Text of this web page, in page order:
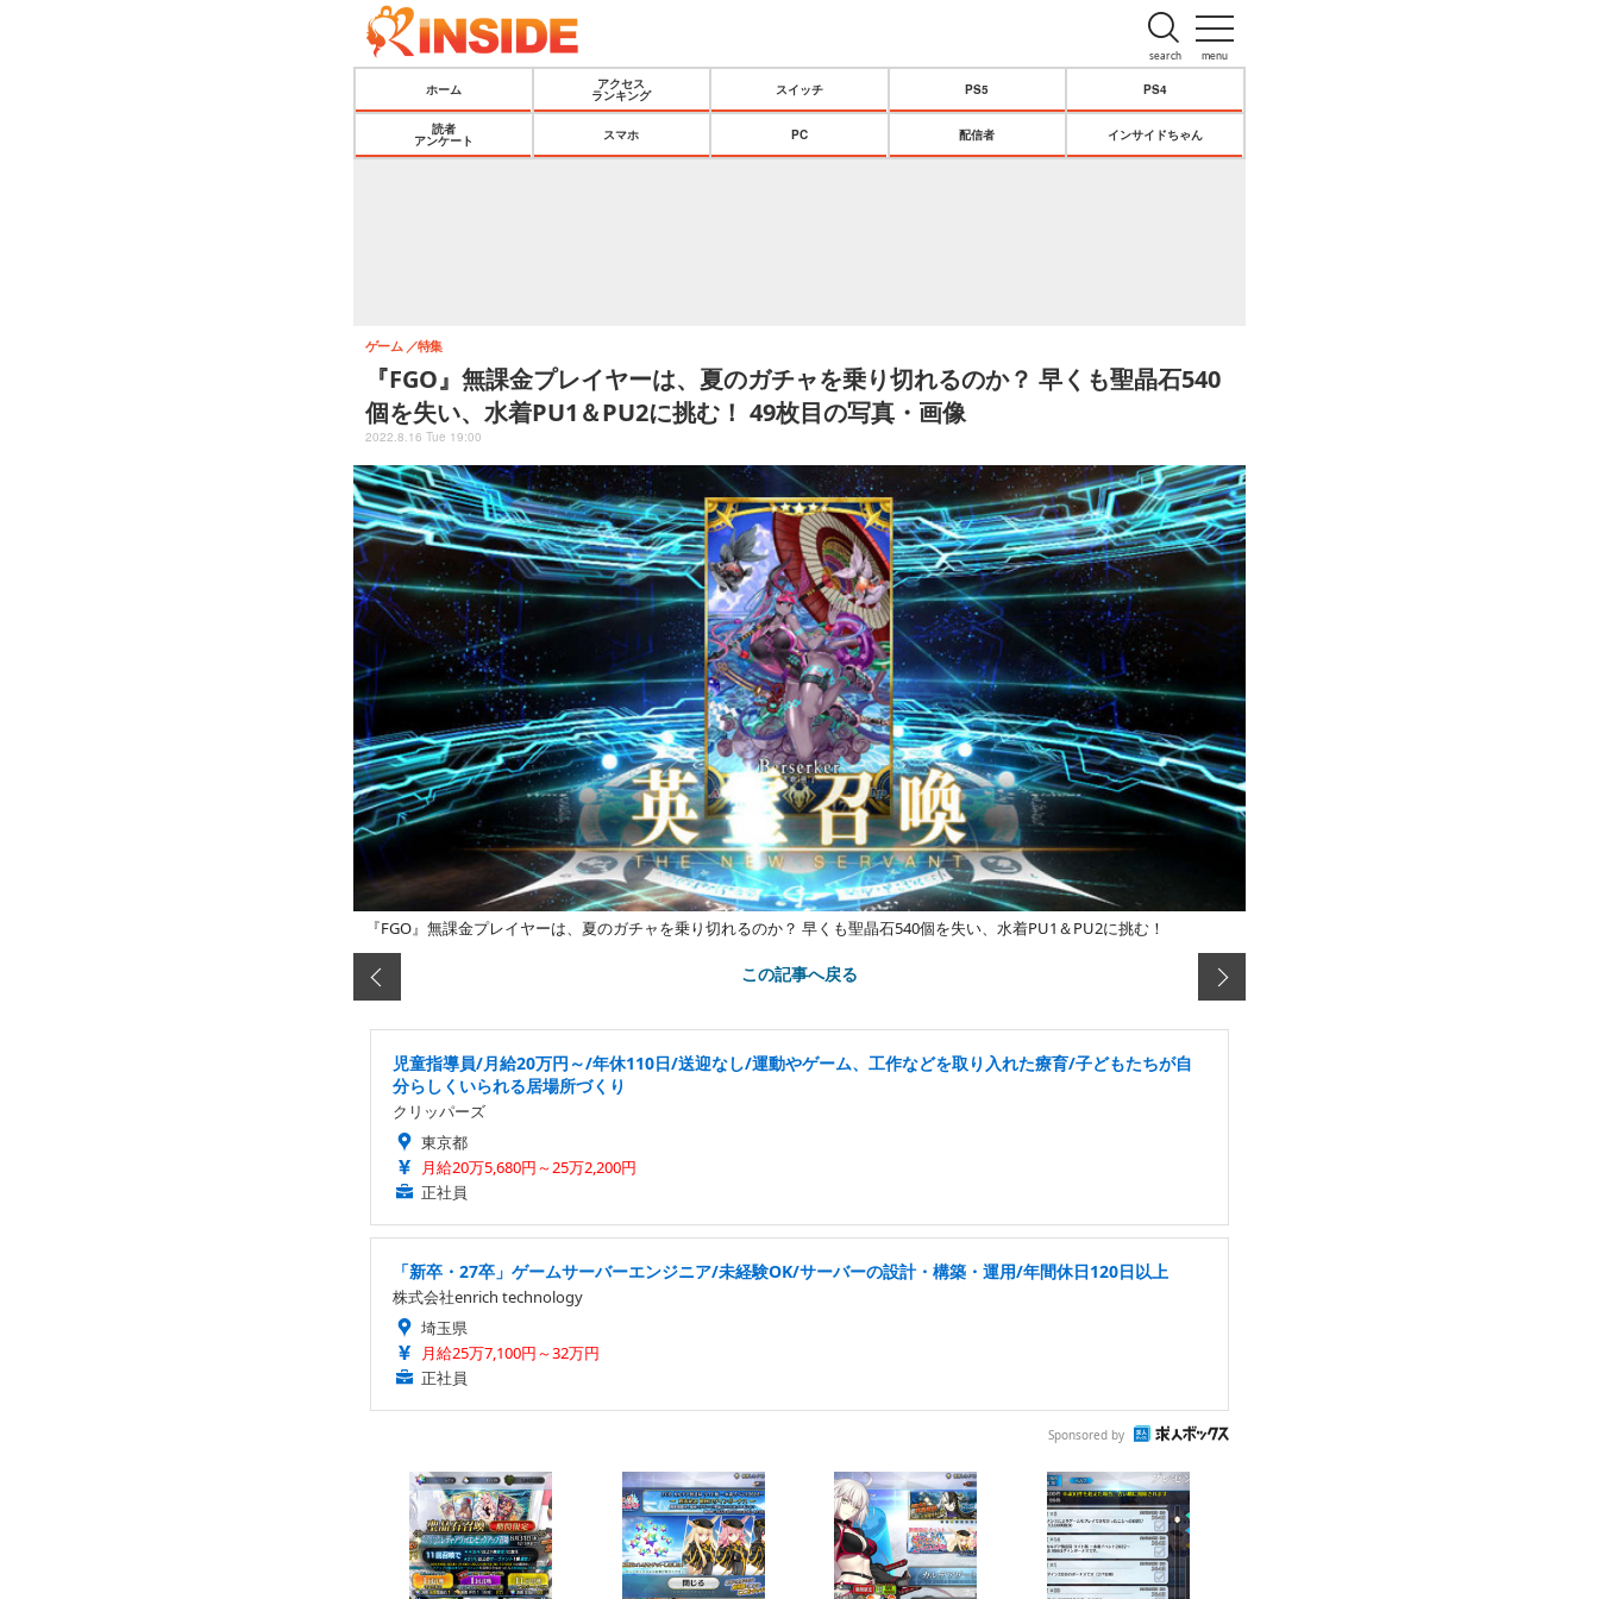
menu
search
ホーム
アクセス
ランキング
スイッチ PS5 PS4
読者
アンケート
スマホ PC 配信者 インサイドちゃん
『FGO』無課金プレイヤーは、夏のガチャを乗り切れるのか？ 早くも聖晶石540
個を失い、水着PU1＆PU2に挑む！ 49枚目の写真・画像
ゲーム 特集
2022.8.16 Tue 19:00
『FGO』無課金プレイヤーは、夏のガチャを乗り切れるのか？ 早くも聖晶石540個を失い、水着PU1＆PU2に挑む！
この記事へ戻る
児童指導員/月給20万円～/年休110日/送迎なし/運動やゲーム、工作などを取り入れた療育/子どもたちが自
分らしくいられる居場所づくり
クリッパーズ
東京都
月給20万5,680円～25万2,200円
正社員
「新卒・27卒」ゲームサーバーエンジニア/未経験OK/サーバーの設計・構築・運用/年間休日120日以上
株式会社enrich technology
埼玉県
月給25万7,100円～32万円
正社員
Sponsored by